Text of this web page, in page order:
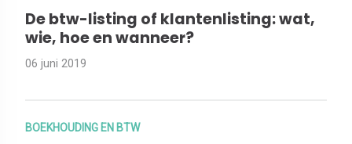
De btw-listing of klantenlisting: wat,
wie, hoe en wanneer?
06 juni 2019
BOEKHOUDING EN BTW